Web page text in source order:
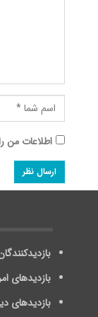
اطلاعات من
بازدیدهای
بازدیدهای